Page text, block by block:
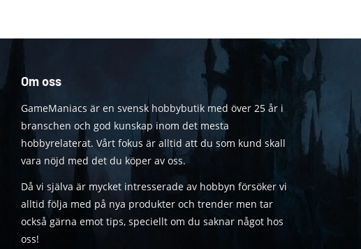
Om oss
GameManiacs är en svensk hobbybutik med över 25 år i
branschen och god kunskap inom det mesta
hobbyrelaterat. Vårt fokus är alltid att du som kund skall
vara nöjd med det du köper av oss.
Då vi själva är mycket intresserade av hobbyn försöker vi
alltid följa med på nya produkter och trender men tar
också gärna emot tips, speciellt om du saknar något hos
oss!